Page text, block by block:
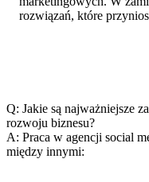
rozwiązań, które
Q:⁣ Jakie są najważniejsze
rozwoju biznesu?
A:⁣ Praca​ w agencji social
między innymi: